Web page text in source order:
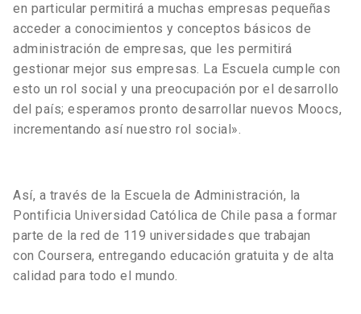
en particular permitirá a muchas empresas pequeñas
acceder a conocimientos y conceptos básicos de
administración de empresas, que les permitirá
gestionar mejor sus empresas. La Escuela cumple con
esto un rol social y una preocupación por el desarrollo
del país; esperamos pronto desarrollar nuevos Moocs,
incrementando así nuestro rol social».
Así, a través de la Escuela de Administración, la
Pontificia Universidad Católica de Chile pasa a formar
parte de la red de 119 universidades que trabajan
con Coursera, entregando educación gratuita y de alta
calidad para todo el mundo.